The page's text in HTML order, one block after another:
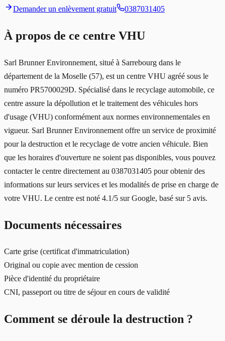
Demander un enlèvement gratuit
0387031405
À propos de ce centre VHU
Sarl Brunner Environnement, situé à Sarrebourg dans le
département de la Moselle (57), est un centre VHU agréé sous le
numéro PR5700029D. Spécialisé dans le recyclage automobile, ce
centre assure la dépollution et le traitement des véhicules hors
d'usage (VHU) conformément aux normes environnementales en
vigueur. Sarl Brunner Environnement offre un service de proximité
pour la destruction et le recyclage de votre ancien véhicule. Bien
que les horaires d'ouverture ne soient pas disponibles, vous pouvez
contacter le centre directement au 0387031405 pour obtenir des
informations sur leurs services et les modalités de prise en charge de
votre VHU. Le centre est noté 4.1/5 sur Google, basé sur 5 avis.
Documents nécessaires
Carte grise (certificat d'immatriculation)
Original ou copie avec mention de cession
Pièce d'identité du propriétaire
CNI, passeport ou titre de séjour en cours de validité
Comment se déroule la destruction ?